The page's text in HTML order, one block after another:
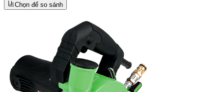
Chọn để so sánh